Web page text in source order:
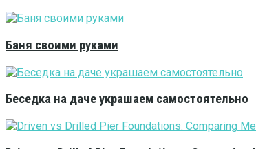
Баня своими руками
Беседка на даче украшаем самостоятельно